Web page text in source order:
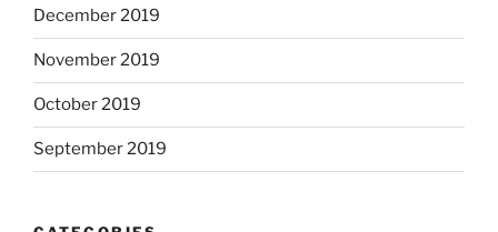
December 2019
November 2019
October 2019
September 2019